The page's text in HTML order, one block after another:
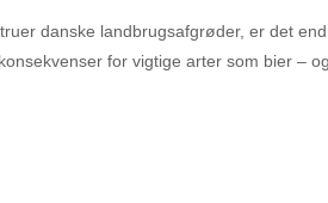
danske landbrugsafgrøder, er det
for vigtige arter som bier –